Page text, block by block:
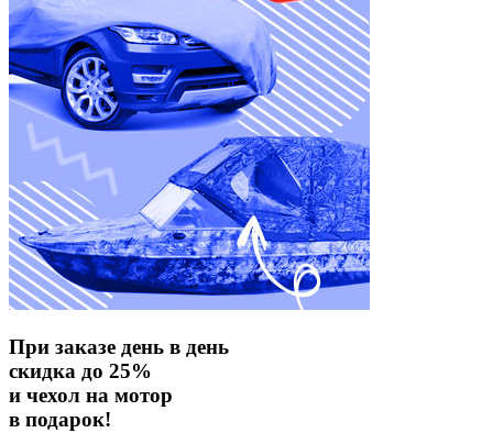
При заказе день в день
скидка до 25%
и чехол на мотор
в подарок!